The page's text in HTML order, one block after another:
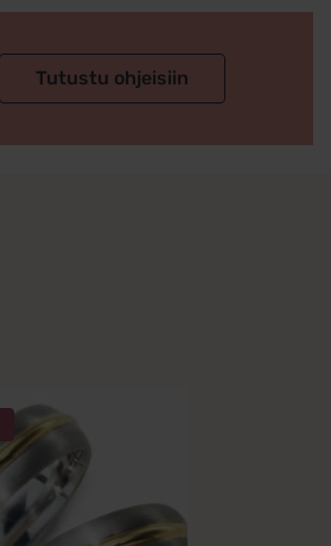
Tutustu ohjeisiin